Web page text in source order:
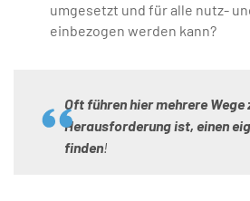
umgesetzt und für alle nutz-
einbezogen werden kann?
Oft führen hier mehrere Wege
Herausforderung ist, einen
finden!